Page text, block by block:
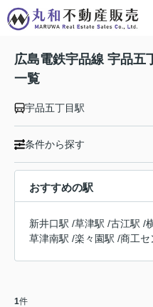
広島電鉄宇品線 宇品五
一覧
宇品五丁目駅
条件から探す
おすすめの駅
新井口駅 /草津駅 /古江駅 /
草津南駅 /楽々園駅 /商工セ
1件